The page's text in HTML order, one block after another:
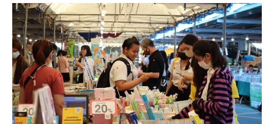
บูรพา
บุ๊ค
แฟร์
ประจำ
ปี
2564